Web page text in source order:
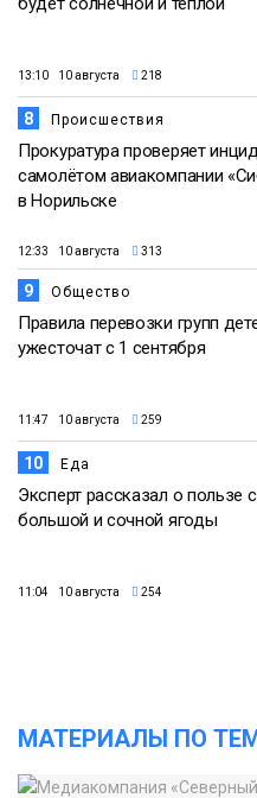
13:10 10 августа 218
8 Происшествия
Прокуратура проверяет
самолётом авиакомпании
в Норильске
12:33 10 августа 313
9 Общество
Правила перевозки групп
ужесточат с 1 сентября
11:47 10 августа 259
10 Еда
Эксперт рассказал о пользе
большой и сочной ягоды
11:04 10 августа 254
МАТЕРИАЛЫ ПО